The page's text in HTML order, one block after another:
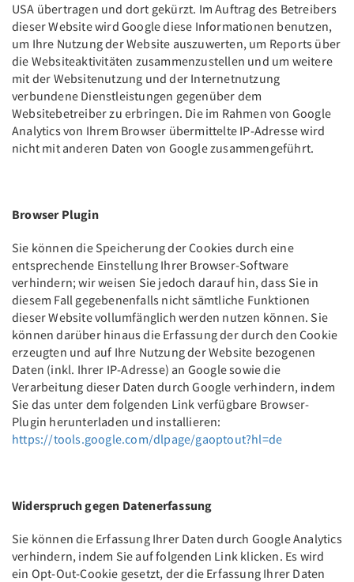
USA übertragen und dort gekürzt. Im Auftrag des Betreibers
dieser Website wird Google diese Informationen benutzen,
um Ihre Nutzung der Website auszuwerten, um Reports über
die Websiteaktivitäten zusammenzustellen und um weitere
mit der Websitenutzung und der Internetnutzung
verbundene Dienstleistungen gegenüber dem
Websitebetreiber zu erbringen. Die im Rahmen von Google
Analytics von Ihrem Browser übermittelte IP-Adresse wird
nicht mit anderen Daten von Google zusammengeführt.
Browser Plugin
Sie können die Speicherung der Cookies durch eine
entsprechende Einstellung Ihrer Browser-Software
verhindern; wir weisen Sie jedoch darauf hin, dass Sie in
diesem Fall gegebenenfalls nicht sämtliche Funktionen
dieser Website vollumfänglich werden nutzen können. Sie
können darüber hinaus die Erfassung der durch den Cookie
erzeugten und auf Ihre Nutzung der Website bezogenen
Daten (inkl. Ihrer IP-Adresse) an Google sowie die
Verarbeitung dieser Daten durch Google verhindern, indem
Sie das unter dem folgenden Link verfügbare Browser-
Plugin herunterladen und installieren:
https://tools.google.com/dlpage/gaoptout?hl=de
Widerspruch gegen Datenerfassung
Sie können die Erfassung Ihrer Daten durch Google Analytics
verhindern, indem Sie auf folgenden Link klicken. Es wird
ein Opt-Out-Cookie gesetzt, der die Erfassung Ihrer Daten